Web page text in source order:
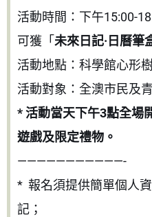
活動時間：下午15:00-
可獲「 未來日記·日曆筆
活動地點：科學館心形
活動對象：全澳市民及
* 活動當天下午3點全場
遊戲及限定禮物。
———————————-
* 報名須提供簡單個人
記；